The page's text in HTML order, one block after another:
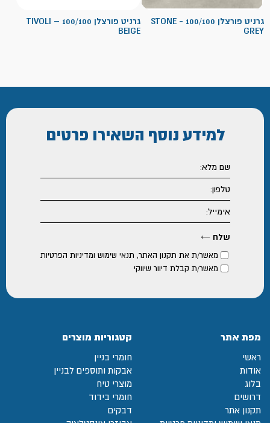
גרניט פורצלן 100/100 - STONE
GREY
גרניט פורצלן 100/100 – TIVOLI
BEIGE
למידע נוסף השאירו פרטים
מאשר/ת את תקנון האתר, תנאי שימוש ומדיניות הפרטיות
מאשר/ת קבלת דיוור שיווקי
מפת אתר
ראשי
אודות
בלוג
דרושים
תקנון אתר
קטגוריות מוצרים
חומרי בניין
אבקות ותוספים לבניין
מוצרי טיח
חומרי בידוד
דבקים